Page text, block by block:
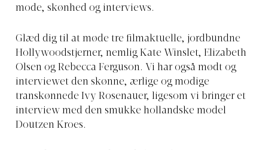
mode, skønhed og interviews.
Glæd dig til at møde tre filmaktuelle, jordbundne
Hollywoodstjerner, nemlig Kate Winslet, Elizabeth
Olsen og Rebecca Ferguson. Vi har også mødt og
interviewet den skønne, ærlige og modige
transkønnede Ivy Rosenauer, ligesom vi bringer et
interview med den smukke hollandske model
Doutzen Kroes.